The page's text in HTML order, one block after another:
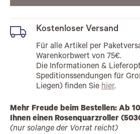
Kostenloser Versand
Für alle Artikel per
Warenkorbwert von 75€.
Die Informationen &
Speditionssendungen für
Liegen) finden Sie hier.
Mehr Freude beim Bestellen: Ab
Ihnen einen Rosenquarzroller
(nur solange der Vorrat reicht)